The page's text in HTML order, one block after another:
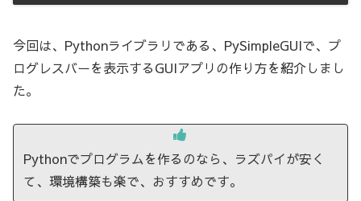
今回は、Pythonライブラリである、PySimpleGUIで、プ
ログレスバーを表示するGUIアプリの作り方を紹介しまし
た。
Pythonでプログラムを作るのなら、ラズパイが安く
て、環境構築も楽で、おすすめです。